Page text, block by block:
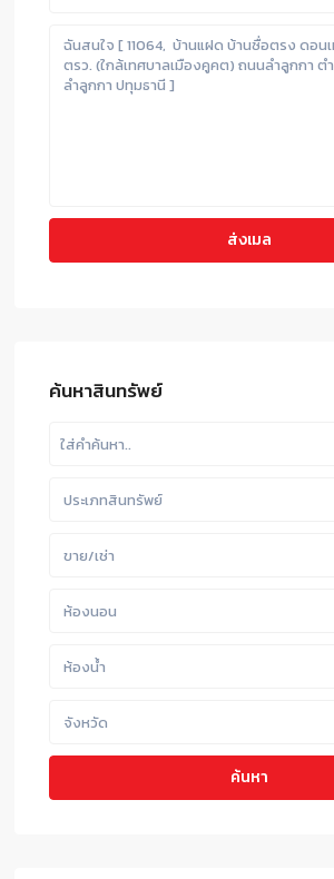
ค้นหาสินทรัพย์
ประเภทสินทรัพย์
ขาย/เช่า
ห้องนอน
ห้องน้ำ
จังหวัด
ค้นหา